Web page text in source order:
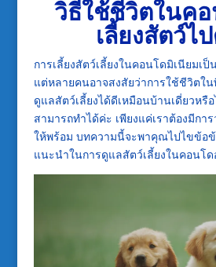
วิธีใช้ชีวิตในค
เลี้ยงสัตว์ไ
การเลี้ยงสัตว์เลี้ยงในคอนโดมิเนียมเ
แต่หลายคนอาจสงสัยว่าการใช้ชีวิตใ
ดูแลสัตว์เลี้ยงได้ดีเหมือนบ้านเดี่ยวหรื
สามารถทำได้ค่ะ เพียงแค่เราต้องมีกา
ให้พร้อม บทความนี้จะพาคุณไปไขข้อข้
แนะนำในการดูแลสัตว์เลี้ยงในคอนโ